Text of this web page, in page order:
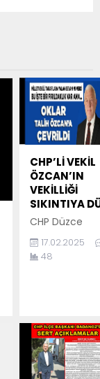
CHP’Lİ VEKİL
ÖZCAN’IN
VEKİLLİĞİ
SIKINTIYA
CHP Düzce
milletvekili
Özcan’ın
muhalif
çokça
Ziyaret,
basın
17.02.2025
48